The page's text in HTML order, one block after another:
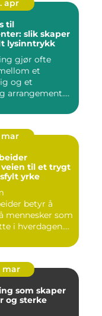
apr
til
slik skaper
lysinntrykk
gjør ofte
et
og et
arrangement.
mar
yrke
betyr å
mennesker som
i hverdagen.
mar
som skaper
og sterke